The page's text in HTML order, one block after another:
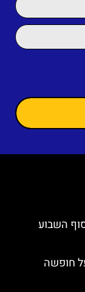
השבוע
חופשה